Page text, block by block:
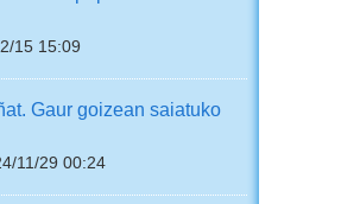
15 15:09
Gaur goizean saiatuko
11/29 00:24